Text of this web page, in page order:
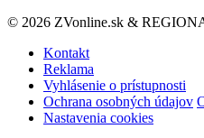
© 2026 ZVonline.sk &
Kontakt
Reklama
Vyhlásenie o prístupnosti
Ochrana osobných údajov
Nastavenia cookies